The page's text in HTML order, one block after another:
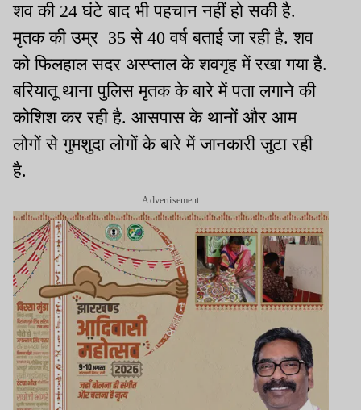
शव की 24 घंटे बाद भी पहचान नहीं हो सकी है.
मृतक की उम्र 35 से 40 वर्ष बताई जा रही है. शव
को फिलहाल सदर अस्‍प्‍ताल के शवगृह में रखा गया है.
बरियातू थाना पुलिस मृतक के बारे में पता लगाने की
कोशिश कर रही है. आसपास के थानों और आम
लोगों से गुमशुदा लोगों के बारे में जानकारी जुटा रही
है.
Advertisement